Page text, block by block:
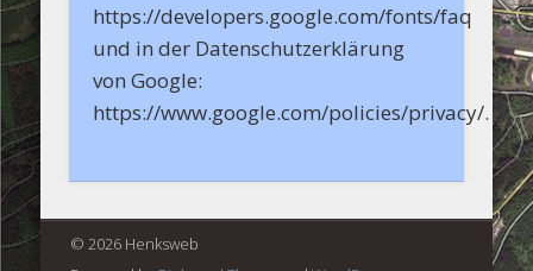
https://developers.google.com/fonts/faq
und in der Datenschutzerklärung
von Google:
https://www.google.com/policies/privacy/.
© 2026 Henksweb